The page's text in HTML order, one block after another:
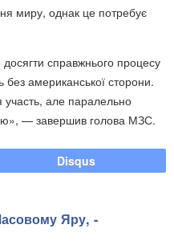
миру, однак це потребує
справжнього процесу
американської сторони.
але паралельно
— завершив голова МЗС.
Disqus
Яру, -